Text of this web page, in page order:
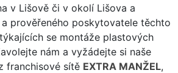
v Lišově či v okolí Lišova a
prověřeného poskytovatele těchto
se montáže plastových
nám a vyžádejte si naše
franchisové sítě EXTRA MANŽEL,